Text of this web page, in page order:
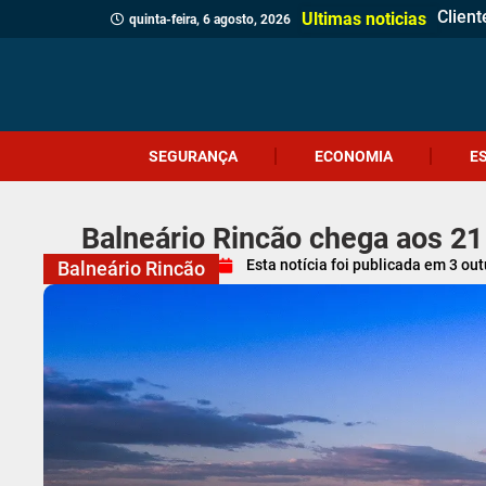
quinta-feira, 6 agosto, 2026 Ultimas noticias Dia
Içara
Idosa
PM
SEGURANÇA ECONOMIA
Balneário Rincão chega aos
Balneário Rincão Esta notícia foi publicada em 3